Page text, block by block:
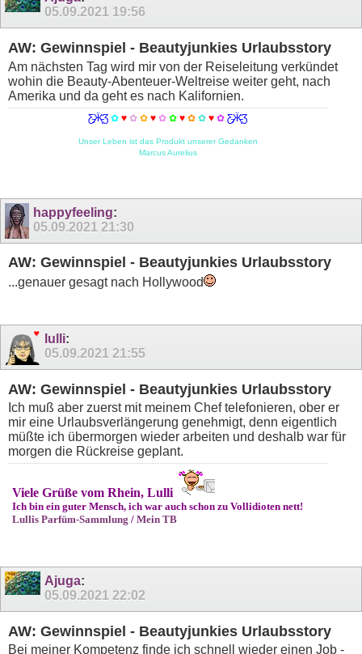
05.09.2021 19:56
AW: Gewinnspiel - Beautyjunkies Urlaubsstory
Am nächsten Tag wird mir von der Reiseleitung verkündet
wohin die Beauty-Abenteuer-Weltreise weiter geht, nach
Amerika und da geht es nach Kalifornien.
Ƹ̵̡Ӝ̵̨̄Ʒ ✿♥✿ ✿ ♥✿✿♥✿✿♥✿Ƹ̵̡Ӝ̵̨̄Ʒ
Unser Leben ist das Produkt unserer Gedanken
Marcus Aurelius
happyfeeling:
05.09.2021 21:30
AW: Gewinnspiel - Beautyjunkies Urlaubsstory
...genauer gesagt nach Hollywood
lulli:
05.09.2021 21:55
AW: Gewinnspiel - Beautyjunkies Urlaubsstory
Ich muß aber zuerst mit meinem Chef telefonieren, ober er
mir eine Urlaubsverlängerung genehmigt, denn eigentlich
müßte ich übermorgen wieder arbeiten und deshalb war für
morgen die Rückreise geplant.
Viele Grüße vom Rhein, Lulli
Ich bin ein guter Mensch, ich war auch schon zu Vollidioten nett!
Lullis Parfüm-Sammlung / Mein TB
Ajuga:
05.09.2021 22:02
AW: Gewinnspiel - Beautyjunkies Urlaubsstory
Bei meiner Kompetenz finde ich schnell wieder einen Job -